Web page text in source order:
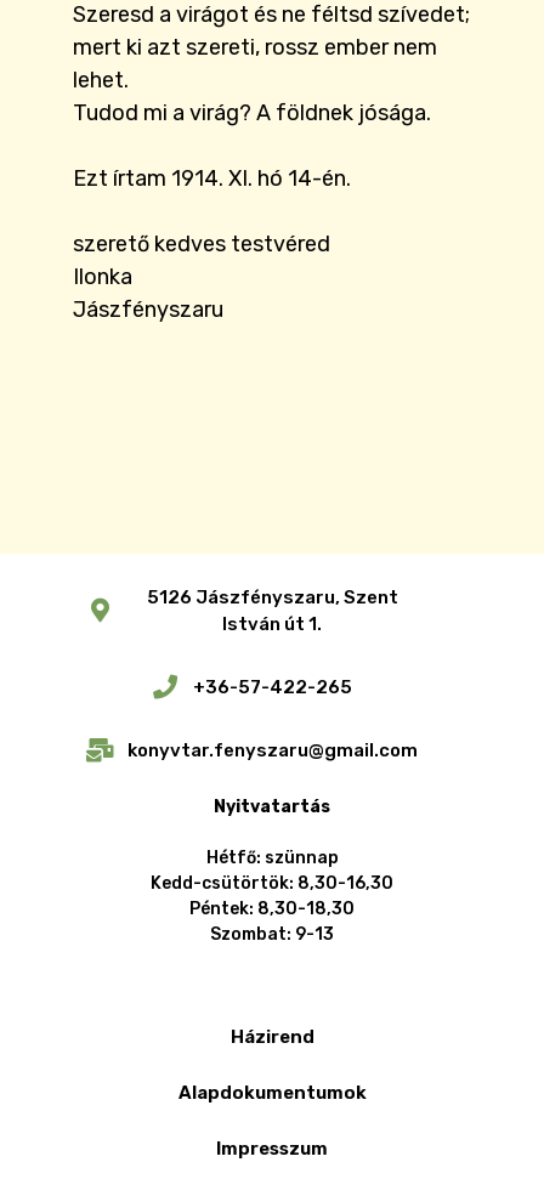
Szeresd a virágot és ne féltsd szívedet;
mert ki azt szereti, rossz ember nem
lehet.
Tudod mi a virág? A földnek jósága.
Ezt írtam 1914. XI. hó 14-én.
szerető kedves testvéred
Ilonka
Jászfényszaru
5126 Jászfényszaru, Szent
István út 1.
+36-57-422-265
konyvtar.fenyszaru@gmail.com
Nyitvatartás
Hétfő: szünnap
Kedd-csütörtök: 8,30-16,30
Péntek: 8,30-18,30
Szombat: 9-13
Házirend
Alapdokumentumok
Impresszum